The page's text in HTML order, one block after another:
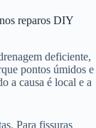
reparos DIY
deficiente,
pontos úmidos e
a causa é local e a
Para fissuras